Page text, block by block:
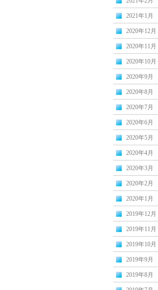
2021年1月
2020年12月
2020年11月
2020年10月
2020年9月
2020年8月
2020年7月
2020年6月
2020年5月
2020年4月
2020年3月
2020年2月
2020年1月
2019年12月
2019年11月
2019年10月
2019年9月
2019年8月